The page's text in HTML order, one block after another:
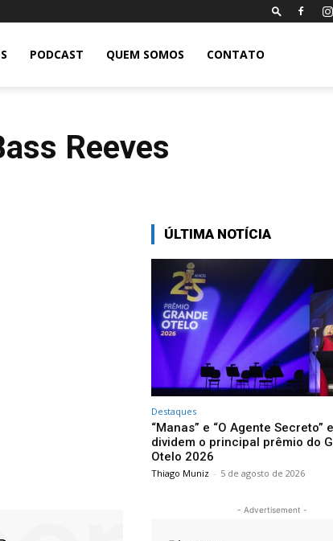
PODCAST QUEM SOMOS CONTATO
Reeves
ÚLTIMA NOTÍCIA
Destaques
“Manas” e “O Agente Secreto”
dividem o principal prêmio do
Otelo 2026
Thiago Muniz - 5 de agosto de 2026
- Advertisement -